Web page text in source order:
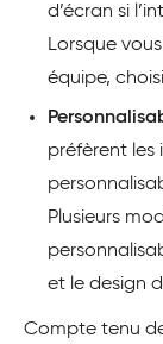
d’écran si
Lorsque
équipe,
préfèrent les
Plusieurs
et le design
Compte tenu